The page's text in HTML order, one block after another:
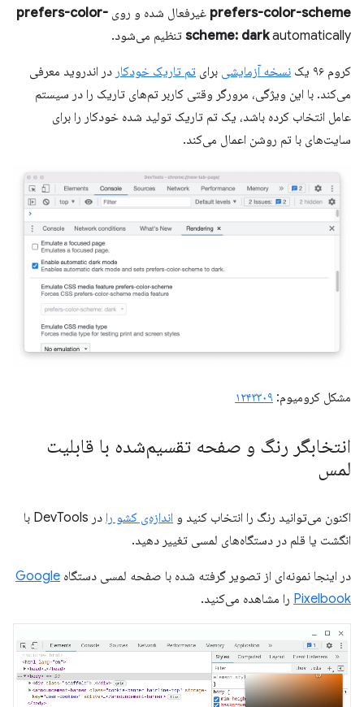
prefers-color-scheme غیرفعال شده و روی prefers-color-
scheme: darkautomatically تنظیم می‌شود.
کروم ۹۶ یک نسخه آزمایشی برای تم تاریک خودکار در اندروید معرفی
می‌کند. با این ویژگی، مرورگر وقتی کاربر تم‌های تاریک را در سیستم
عامل انتخاب کرده باشد، یک تم تاریک تولید شده خودکار را برای
سایت‌های با تم روشن اعمال می‌کند.
مشکل کرومیوم: ۱۲۴۳۳۰۹
انتخابگر رنگ و صفحه تقسیم‌شده با قابلیت
لمس
اکنون می‌توانید رنگ را انتخاب کنید و اندازه‌ی کشو را
در DevTools با
انگشت یا قلم در دستگاه‌های لمسی تغییر دهید.
در اینجا نمونه‌ای از تصویر گرفته شده با صفحه لمسی دستگاه Google
Pixelbook را مشاهده می‌کنید.